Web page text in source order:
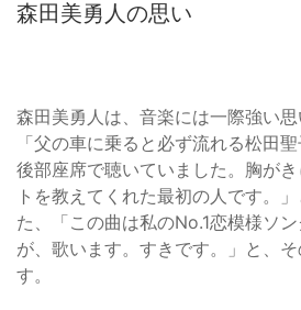
森田美勇人の思い
森田美勇人は、音楽には一際強い思
「父の車に乗ると必ず流れる松田
後部座席で聴いていました。胸が
トを教えてくれた最初の人です。
た、「この曲は私のNo.1恋模様ソ
が、歌います。すきです。」と、
す。